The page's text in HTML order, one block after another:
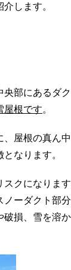
します。
部にあるダ
屋根です。
屋根の真ん
なります。
クになりま
ーダクト部
損、雪を溶